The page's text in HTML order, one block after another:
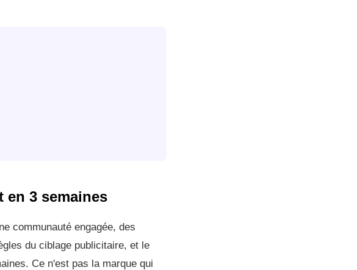
en 3 semaines
communauté engagée, des
du ciblage publicitaire, et le
Ce n'est pas la marque qui